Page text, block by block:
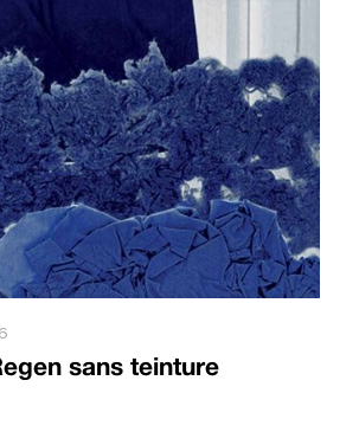
sans teinture